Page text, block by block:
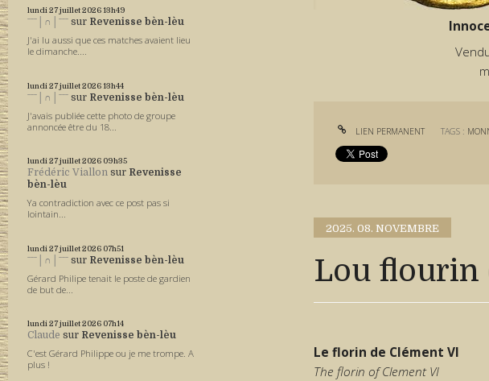
lundi 27juillet 2026 13h49
ˉˉˉ│∩│ˉˉˉ sur Revenisse bèn-lèu
J'ai lu aussi que ces matches avaient lieu
le dimanche....
lundi 27juillet 2026 13h44
ˉˉˉ│∩│ˉˉˉ sur Revenisse bèn-lèu
J'avais publiée cette photo de groupe
annoncée être du 18...
lundi 27juillet 2026 09h35
Frédéric Viallon sur Revenisse
bèn-lèu
Ya contradiction avec ce post pas si
lointain...
lundi 27juillet 2026 07h51
ˉˉˉ│∩│ˉˉˉ sur Revenisse bèn-lèu
Gérard Philipe tenait le poste de gardien
de but de...
lundi 27juillet 2026 07h14
Claude sur Revenisse bèn-lèu
C'est Gérard Philippe ou je me trompe. A
plus !
LIEN PERMANENT TAGS :
2025. 08. NOVEMBRE
Lou flourin
Le florin de Clément VI
The florin of Clement VI